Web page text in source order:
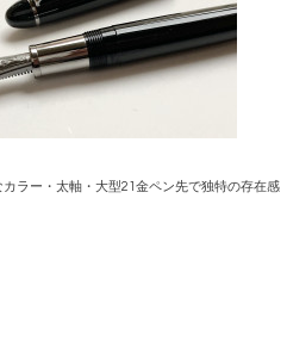
カラー・太軸・大型21金ペン先で独特の存在感